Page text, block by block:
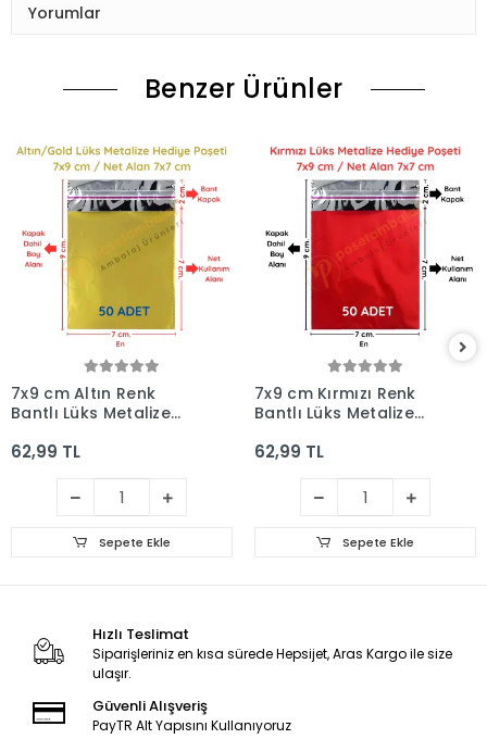
Yorumlar
Benzer Ürünler
7x9 cm Altın Renk
Bantlı Lüks Metalize
Adet)
62,99 TL
Sepete Ekle
7x9 cm Kırmızı Renk
Bantlı Lüks Metalize
Adet)
62,99 TL
Sepete Ekle
Hızlı Teslimat
Siparişleriniz en kısa sürede Hepsijet, Aras Kargo ile size
ulaşır.
Güvenli Alışveriş
PayTR Alt Yapısını Kullanıyoruz